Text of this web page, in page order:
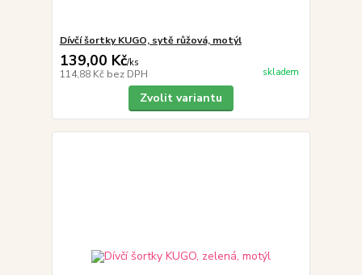
Dívčí šortky KUGO, sytě růžová, motýl
139,00 Kč/ks
114,88 Kč bez DPH skladem
Zvolit variantu